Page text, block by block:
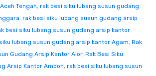
Tengah, rak besi siku lubang susun gudang
, rak besi siku lubang susun gudang arsip
besi siku lubang susun gudang arsip kantor
lubang susun gudang arsip kantor Agam, Rak
Gudang Arsip Kantor Alor, Rak Besi Siku
Arsip Kantor Ambon, rak besi siku lubang susun